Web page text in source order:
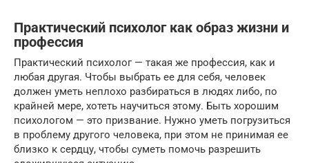
Практический психолог как образ жизни и
профессия
Практический психолог — такая же профессия, как и
любая другая. Чтобы выбрать ее для себя, человек
должен уметь неплохо разбираться в людях либо, по
крайней мере, хотеть научиться этому. Быть хорошим
психологом — это призвание. Нужно уметь погрузиться
в проблему другого человека, при этом не принимая ее
близко к сердцу, чтобы суметь помочь разрешить